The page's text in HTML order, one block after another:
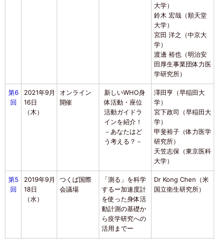
大学）
鈴木 宏哉（順天堂
大学）
宮田 洋之（中京大
学）
渡邊 裕也（明治安
田厚生事業団体力医
学研究所）
第6
回
2021年9月
16日
（木）
オンライン
開催
新しいWHO身
体活動・座位
活動ガイドラ
インを紹介！
－あなたはど
う考える？－
澤田亨（早稲田大
学）
宮下政司（早稲田大
学）
甲斐裕子（体力医学
研究所）
天笠志保（東京医科
大学）
第5
回
2019年9月
18日
（水）
つくば国際
会議場
「測る」を科学
するー加速度計
を使った身体活
動計測の基礎か
ら疫学研究への
活用までー
Dr Kong Chen（米
国立衛生研究所）